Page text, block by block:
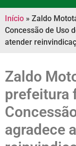
Início » Zaldo
Concessão de Uso
atender
Zaldo
prefeitura
agradece